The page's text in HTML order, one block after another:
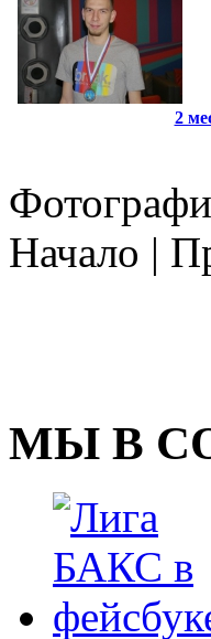
2
Начало |
МЫ В